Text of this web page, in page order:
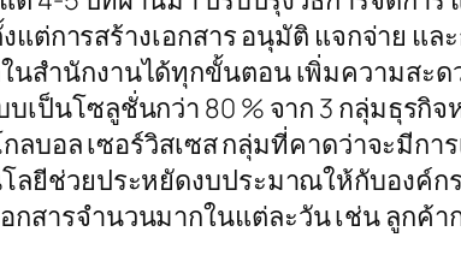
แต่การสร้างเอกสาร อนุมัติ แจกจ่าย แ
สำนักงานได้ทุกขั้นตอน เพิ่มความสะด
ป็นโซลูชั่นกว่า 80 % จาก 3 กลุ่มธุรกิ
ลบอล เซอร์วิสเซส กลุ่มที่คาดว่าจะมีก
ยีช่วยประหยัดงบประมาณให้กับองค์กร
สารจำนวนมากในแต่ละวัน เช่น ลูกค้า